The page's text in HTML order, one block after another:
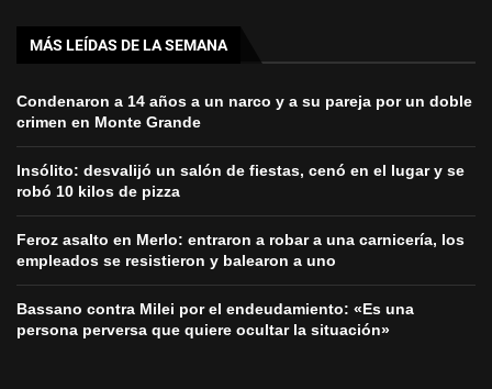
MÁS LEÍDAS DE LA SEMANA
Condenaron a 14 años a un narco y a su pareja por un doble
crimen en Monte Grande
Insólito: desvalijó un salón de fiestas, cenó en el lugar y se
robó 10 kilos de pizza
Feroz asalto en Merlo: entraron a robar a una carnicería, los
empleados se resistieron y balearon a uno
Bassano contra Milei por el endeudamiento: «Es una
persona perversa que quiere ocultar la situación»